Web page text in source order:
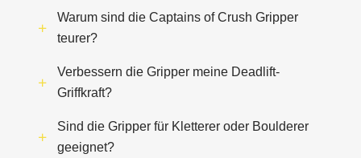
Warum sind die Captains of Crush Gripper
teurer?
Verbessern die Gripper meine Deadlift-
Griffkraft?
Sind die Gripper für Kletterer oder Boulderer
geeignet?